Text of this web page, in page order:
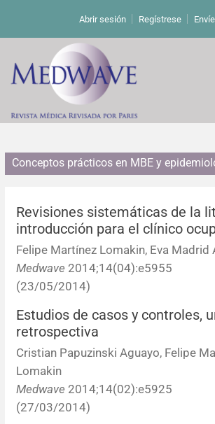
Abrir sesión Regístrese Envíe
De los editores
Editoriales
Comentarios
Cartas a los editores
Errata y notas de reserva
Agradecimientos
Impressum
Estudios originales
Estudios cualitativos
Revisiones sistemáticas
Protocolos
Evaluaciones económicas
Análisis
Revisiones clínicas
Artículos de revisión
Notas metodológicas
Comunicaciones breves
Problemas de salud pública
Notas históricas y reseñas
Reporte de caso
Notas técnicas
Descripción
Conceptos prácticos en MBE y
Revisiones sistemáticas de la
introducción para el clínico
Felipe Martínez Lomakin, Eva Madrid
Medwave 2014;14(04):e5955
(23/05/2014)
Estudios de casos y controles,
retrospectiva
Cristian Papuzinski Aguayo, Felipe
Lomakin
Medwave 2014;14(02):e5925
(27/03/2014)